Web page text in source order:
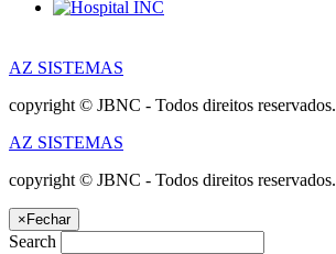
AZ SISTEMAS
copyright © JBNC - Todos direitos reservados.
AZ SISTEMAS
copyright © JBNC - Todos direitos reservados.
×Fechar
Search